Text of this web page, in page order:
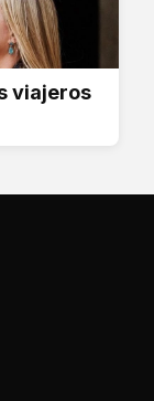
viajeros